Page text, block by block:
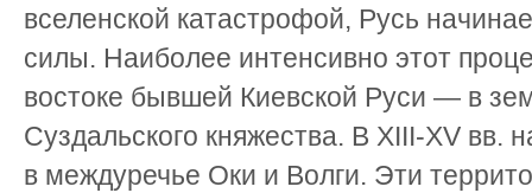
вселенской катастрофой, Русь
силы. Наиболее интенсивно этот
востоке бывшей Киевской Руси — в
Суздальского княжества. В XIII-XV вв.
в междуречье Оки и Волги. Эти